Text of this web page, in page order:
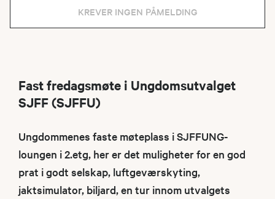
KREVER INGEN PÅMELDING
Fast fredagsmøte i Ungdomsutvalget
SJFF (SJFFU)
Ungdommenes faste møteplass i SJFFUNG-
loungen i 2.etg, her er det muligheter for en god
prat i godt selskap, luftgeværskyting,
jaktsimulator, biljard, en tur innom utvalgets